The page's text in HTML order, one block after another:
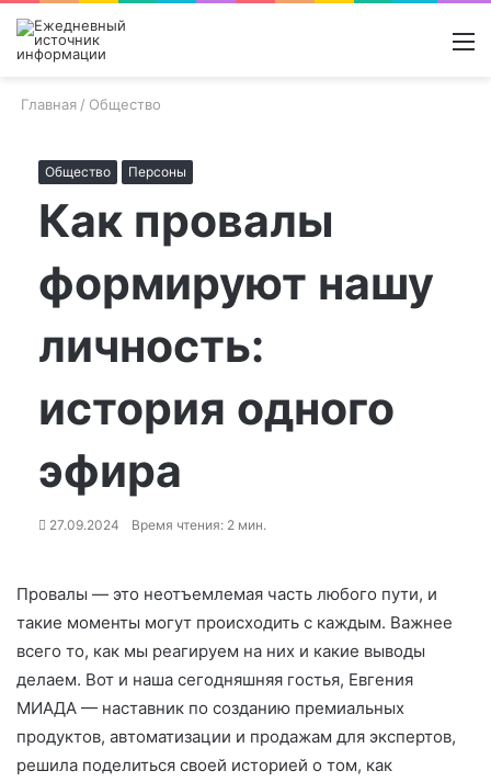
Поиск
Switch
Главная / Общество
Общество Персоны
Как провалы
формируют нашу
личность:
история одного
эфира
27.09.2024 Время чтения: 2 мин.
Провалы — это неотъемлемая часть любого пути, и
такие моменты могут происходить с каждым. Важнее
всего то, как мы реагируем на них и какие выводы
делаем. Вот и наша сегодняшняя гостья, Евгения
МИАДА — наставник по созданию премиальных
продуктов, автоматизации и продажам для экспертов,
решила поделиться своей историей о том, как